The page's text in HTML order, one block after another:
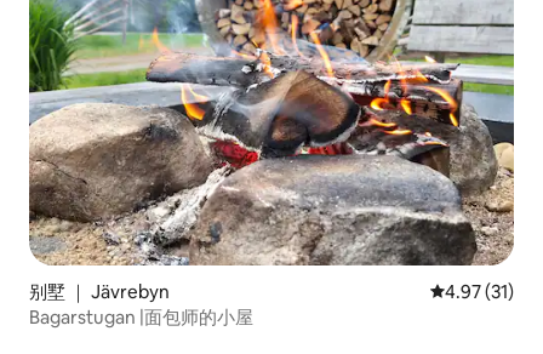
别墅 ｜ Jävrebyn 平均评分
4.97 (31)
Bagarstugan |面包师的小屋